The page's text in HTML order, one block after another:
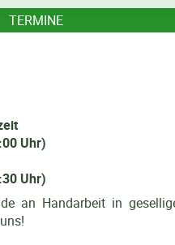
TERMINE
Uhr)
Uhr)
an Handarbeit in